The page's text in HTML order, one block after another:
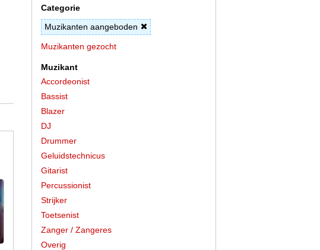
Categorie
Muzikanten aangeboden
Muzikanten gezocht
Muzikant
Accordeonist
Bassist
Blazer
DJ
Drummer
Geluidstechnicus
Gitarist
Percussionist
Strijker
Toetsenist
Zanger / Zangeres
Overig